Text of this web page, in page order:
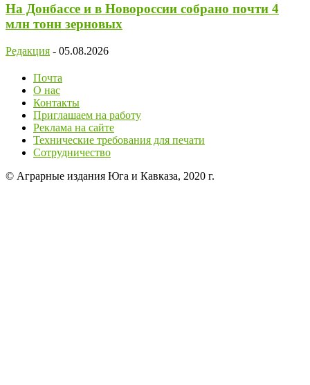
На Донбассе и в Новороссии собрано почти 4
млн тонн зерновых
Редакция - 05.08.2026
Почта
О нас
Контакты
Приглашаем на работу
Реклама на сайте
Технические требования для печати
Сотрудничество
© Аграрные издания Юга и Кавказа, 2020 г.